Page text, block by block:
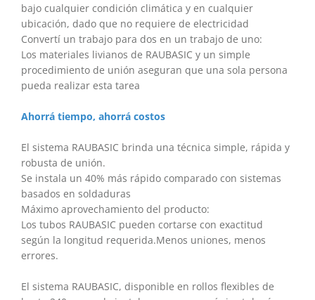
bajo cualquier condición climática y en cualquier
ubicación, dado que no requiere de electricidad
Convertí un trabajo para dos en un trabajo de uno:
Los materiales livianos de RAUBASIC y un simple
procedimiento de unión aseguran que una sola persona
pueda realizar esta tarea
Ahorrá tiempo, ahorrá costos
El sistema RAUBASIC brinda una técnica simple, rápida y
robusta de unión.
Se instala un 40% más rápido comparado con sistemas
basados en soldaduras
Máximo aprovechamiento del producto:
Los tubos RAUBASIC pueden cortarse con exactitud
según la longitud requerida.Menos uniones, menos
errores.
El sistema RAUBASIC, disponible en rollos flexibles de